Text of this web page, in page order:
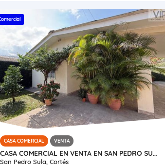
CASA COMERCIAL VENTA
CASA COMERCIAL EN VENTA EN SAN PEDRO SULA - COLONIA UNIVERSIDAD
San Pedro Sula, Cortés